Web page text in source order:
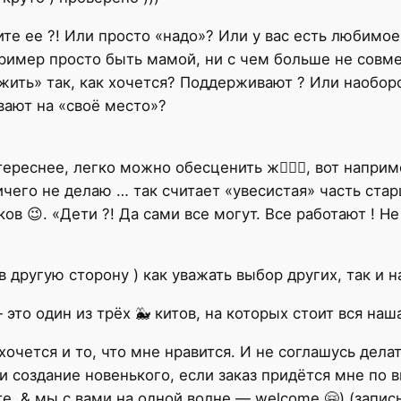
ее ?! Или просто «надо»? Или у вас есть
просто быть мамой, ни с чем больше не
так, как хочется? Поддерживают ? Или
на «своё место»?
легко можно обесценить ж🤷🏻‍♀️, вот
не делаю … так считает «увесистая» часть
😉. «Дети ?! Да сами все могут. Все работают !
сторону ) как уважать выбор других, так и
один из трёх 🐳 китов, на которых стоит вся
и то, что мне нравится. И не соглашусь
создание новенького, если заказ придётся мне